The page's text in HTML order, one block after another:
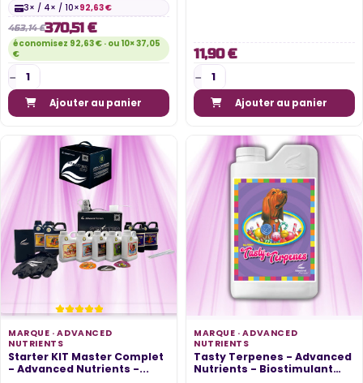
3× / 4× / 10×92,63 €
463,14 €370,51 €
économisez 92,63 € · ou 10× 37,05
€
Ajouter au panier
11,90 €
Ajouter au panier
MARQUE ·ADVANCED
NUTRIENTS
Starter KIT Master Complet
- Advanced Nutrients -...
MARQUE ·ADVANCED
NUTRIENTS
Tasty Terpenes - Advanced
Nutrients - Biostimulant